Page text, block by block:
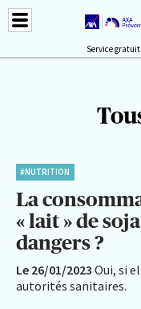
Service
#NUTRITION
La
« lait » de
dangers ?
Le 26/01/2023 Oui, si
autorités sanitaires.